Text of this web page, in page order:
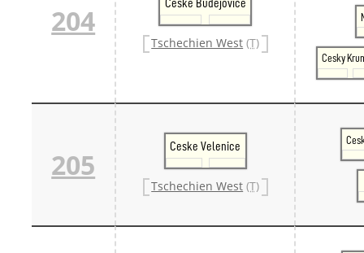
204
Ceske Budejovice
Tschechien West (T)
Cesky
205
Ceske Velenice
Tschechien West (T)